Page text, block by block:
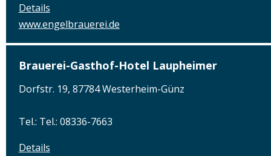
Details
www.engelbrauerei.de
Brauerei-Gasthof-Hotel Laupheimer
Dorfstr. 19, 87784 Westerheim-Günz
Tel.: Tel.: 08336-7663
Details